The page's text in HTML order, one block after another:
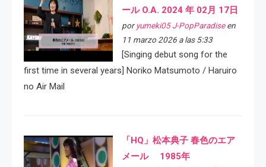
ール O.A. 2024 年 02月 17日
por yumeki05 J-PopParadiseen
11 marzo 2026 a las 5:33
[Singing debut song for the
first time in several years] Noriko Matsumoto / Haruiro
no Air Mail
「HQ」松本典子 春色のエア
メール 1985年